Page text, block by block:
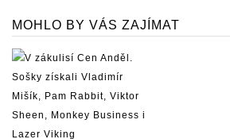
MOHLO BY VÁS ZAJÍMAT